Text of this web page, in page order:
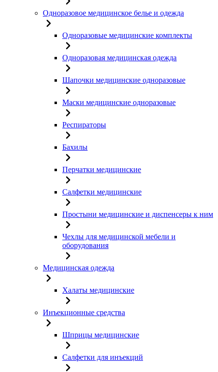
Одноразовое медицинское белье и одежда
Одноразовые медицинские комплекты
Одноразовая медицинская одежда
Шапочки медицинские одноразовые
Маски медицинские одноразовые
Респираторы
Бахилы
Перчатки медицинские
Салфетки медицинские
Простыни медицинские и диспенсеры к ним
Чехлы для медицинской мебели и
оборудования
Медицинская одежда
Халаты медицинские
Инъекционные средства
Шприцы медицинские
Салфетки для инъекций